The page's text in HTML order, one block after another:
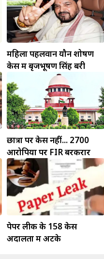
महिला पहलवान यौन शोषण
केस में बृजभूषण सिंह बरी
छात्रों पर केस नहीं... 2700
आरोपियों पर FIR बरकरार
पेपर लीक के 158 केस
अदालतों में अटके
कुंभ
धनलाभ के अवसरों में वृद्धि के
पर काम करते रहे।